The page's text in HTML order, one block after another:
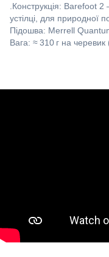
.Конструкція: Barefoot 2
устілці, для природної
Підошва: Merrell
Вага: ≈ 310 г на черевик